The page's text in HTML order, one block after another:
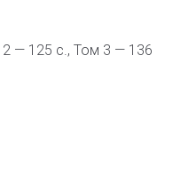
— 125 с., Том 3 — 136